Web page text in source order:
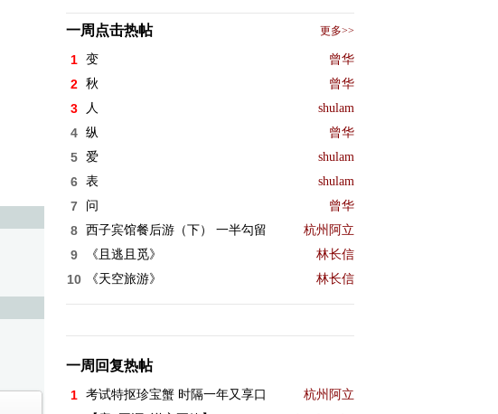
一周点击热帖 更多>>
1 变 曾华
2 秋 曾华
3 人 shulam
4 纵 曾华
5 爱 shulam
6 表 shulam
7 问 曾华
8 西子宾馆餐后游（下） 一半勾留 杭州阿立
9 《且逃且觅》 林长信
10 《天空旅游》 林长信
一周回复热帖
1 考试特抠珍宝蟹 时隔一年又享口 杭州阿立